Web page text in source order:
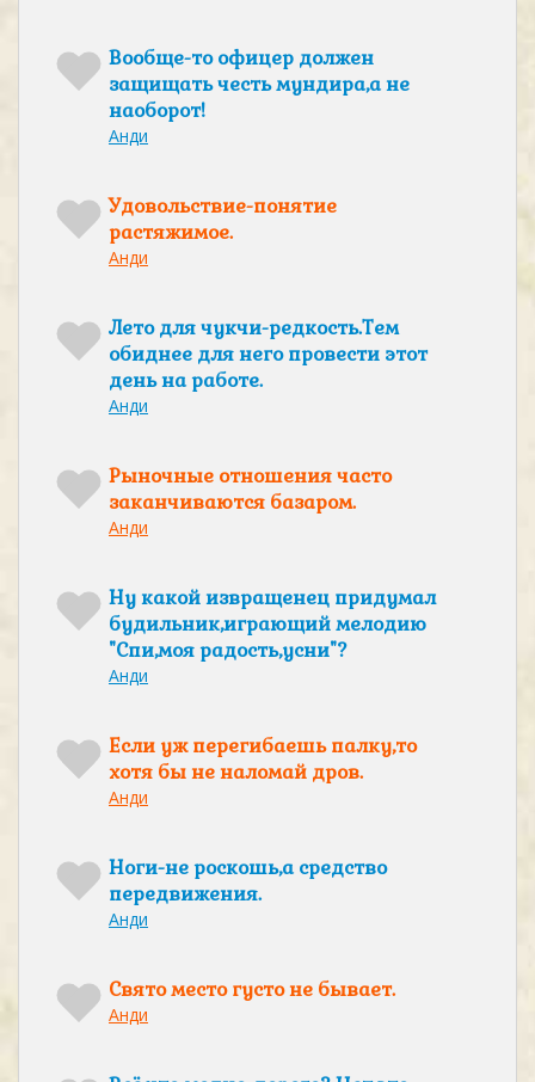
Вообще-то офицер должен
защищать честь мундира,а не
наоборот!
Анди
Удовольствие-понятие
растяжимое.
Анди
Лето для чукчи-редкость.Тем
обиднее для него провести этот
день на работе.
Анди
Рыночные отношения часто
заканчиваются базаром.
Анди
Ну какой извращенец придумал
будильник,играющий мелодию
"Спи,моя радость,усни"?
Анди
Если уж перегибаешь палку,то
хотя бы не наломай дров.
Анди
Ноги-не роскошь,а средство
передвижения.
Анди
Свято место густо не бывает.
Анди